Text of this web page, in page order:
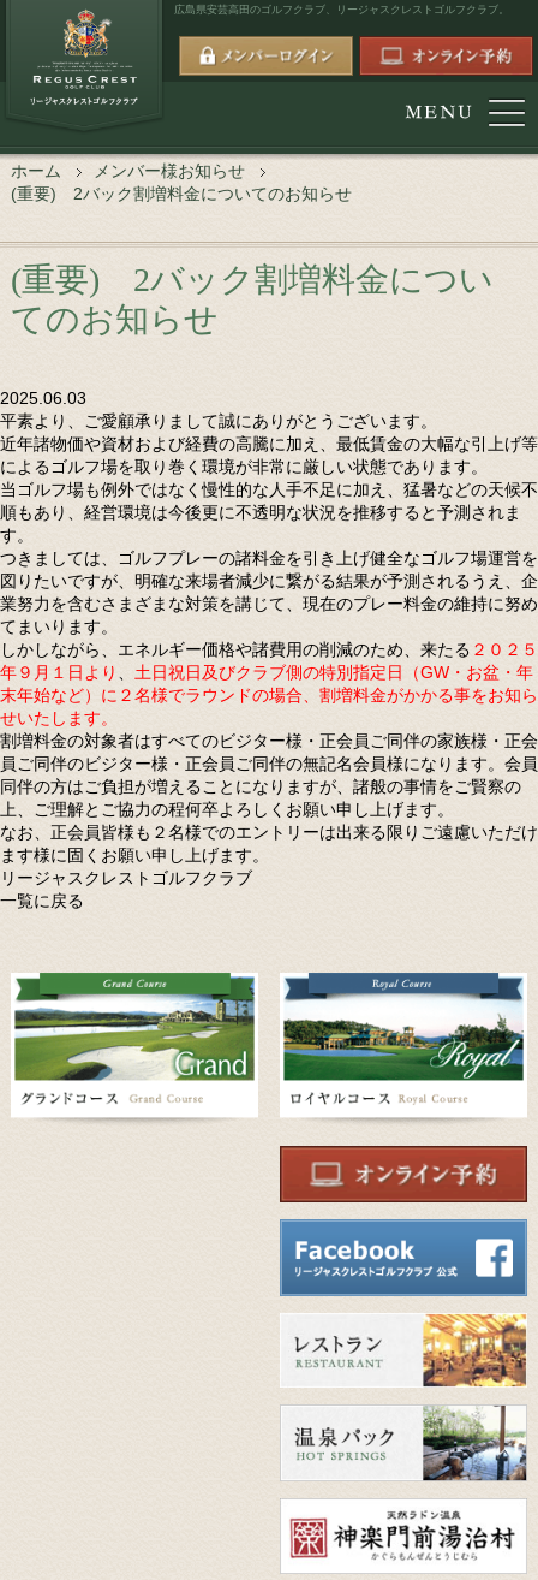
広島県安芸高田のゴルフクラブ、 リージャスクレストゴルフクラブ。
ホーム
メンバー様お知らせ
(重要) 2バック割増料金についてのお知らせ
(重要) 2バック割増料金につい
てのお知らせ
2025.06.03
平素より、ご愛顧承りまして誠にありがとうございます。
近年諸物価や資材および経費の高騰に加え、最低賃金の大幅な引上げ等
によるゴルフ場を取り巻く環境が非常に厳しい状態であります。
当ゴルフ場も例外ではなく慢性的な人手不足に加え、猛暑などの天候不
順もあり、経営環境は今後更に不透明な状況を推移すると予測されま
す。
つきましては、ゴルフプレーの諸料金を引き上げ健全なゴルフ場運営を
図りたいですが、明確な来場者減少に繋がる結果が予測されるうえ、企
業努力を含むさまざまな対策を講じて、現在のプレー料金の維持に努め
てまいります。
しかしながら、エネルギー価格や諸費用の削減のため、来たる ２０２５
年９月１日より
土日祝日及びクラブ側の特別指定日（GW・お盆・年
末年始など）に２名様でラウンドの場合、割増料金がかかる事をお知ら
せいたします。
割増料金の対象者はすべてのビジター様・正会員ご同伴の家族様・正会
員ご同伴のビジター様・正会員ご同伴の無記名会員様になります。会員
同伴の方はご負担が増えることになりますが、諸般の事情をご賢察の
上、ご理解とご協力の程何卒よろしくお願い申し上げます。
なお、正会員皆様も２名様でのエントリーは出来る限りご遠慮いただけ
ます様に固くお願い申し上げます。
リージャスクレストゴルフクラブ
一覧に戻る